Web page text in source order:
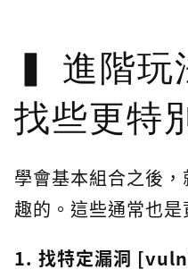
進階玩
找些更特
學會基本組合之後
趣的。這些通常也
1. 找特定漏洞